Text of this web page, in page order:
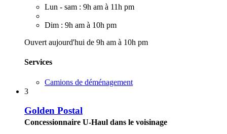
Lun - sam : 9h am à 11h pm
Dim : 9h am à 10h pm
Ouvert aujourd'hui de 9h am à 10h pm
Services
Camions de déménagement
3
Golden Postal
Concessionnaire U-Haul dans le voisinage